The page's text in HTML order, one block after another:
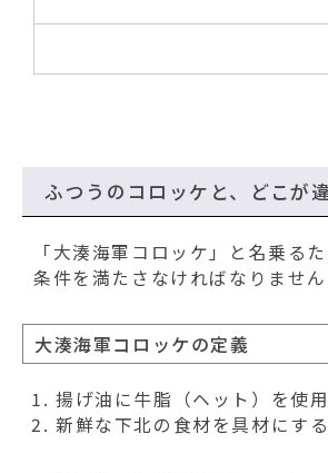
ふつうのコロッケと、どこが
「大湊海軍コロッケ」と名乗る
条件を満たさなければなりません
大湊海軍コロッケの定義
揚げ油に牛脂（ヘット）を使
新鮮な下北の食材を具材にする